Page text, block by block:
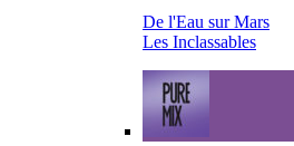
De l'Eau sur Mars
Les Inclassables